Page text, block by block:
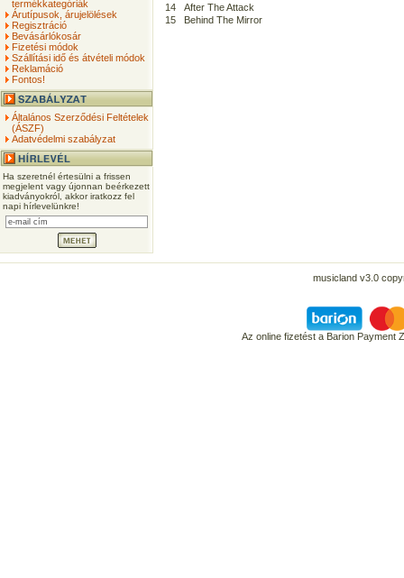
termékkategóriák
Árutípusok, árujelölések
Regisztráció
Bevásárlókosár
Fizetési módok
Szállítási idő és átvételi módok
Reklamáció
Fontos!
Általános Szerződési Feltételek
(ÁSZF)
Adatvédelmi szabályzat
Ha szeretnél értesülni a frissen
megjelent vagy újonnan beérkezett
kiadványokról, akkor iratkozz fel
napi hírlevelünkre!
14
After The Attack
15
Behind The Mirror
musicland v3.0
Az online fizetést a Barion Payment